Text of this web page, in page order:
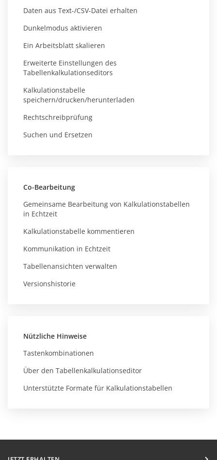
Daten aus Text-/CSV-Datei erhalten
Dunkelmodus aktivieren
Ein Arbeitsblatt skalieren
Erweiterte Einstellungen des
Tabellenkalkulationseditors
Kalkulationstabelle
speichern/drucken/herunterladen
Rechtschreibprüfung
Suchen und Ersetzen
Co-Bearbeitung
Gemeinsame Bearbeitung von Kalkulationstabellen
in Echtzeit
Kalkulationstabelle kommentieren
Kommunikation in Echtzeit
Tabellenansichten verwalten
Versionshistorie
Nützliche Hinweise
Tastenkombinationen
Über den Tabellenkalkulationseditor
Unterstützte Formate für Kalkulationstabellen